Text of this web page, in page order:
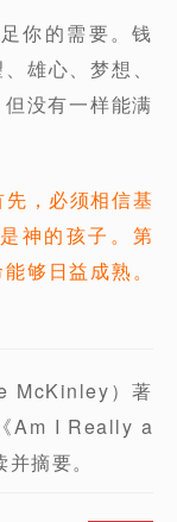
你的需要。钱
雄心、梦想、
没有一样能满
，必须相信基
神的孩子。第
够日益成熟。
McKinley）著
Am I Really a
摘要。